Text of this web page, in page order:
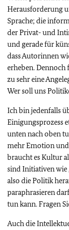
Herausforderung
Sprache; die
der Privat- und
und gerade für
dass Autorinnen
erheben.
zu sehr eine
Wer soll uns
Ich bin jedenfalls
Einigungsprozess
unten nach oben
mehr Emotion
braucht es Kultur
sind Initiativen wie
also die Politik
paraphrasieren
tun kann. Fragen
Auch die